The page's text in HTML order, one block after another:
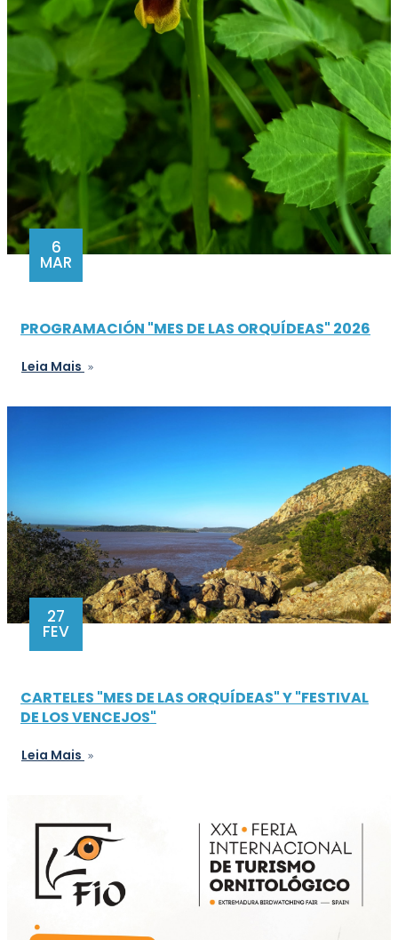
6
MAR
PROGRAMACIÓN "MES DE LAS ORQUÍDEAS" 2026
Leia Mais
27
FEV
CARTELES "MES DE LAS ORQUÍDEAS" Y "FESTIVAL
DE LOS VENCEJOS"
Leia Mais